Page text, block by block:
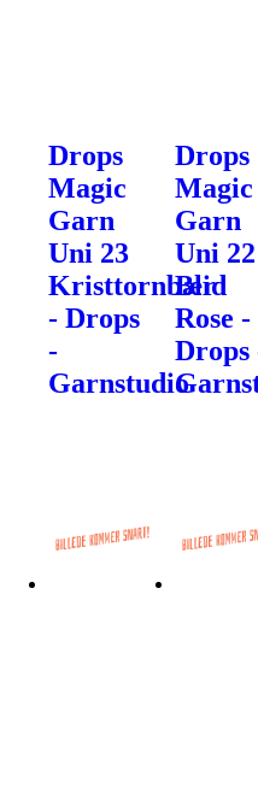
Drops
Magic
Garn
Uni 23
Kristtornbær
- Drops
-
Garnstudio
Drops
Magic
Garn
Uni 22
Blid
Rose -
Drops